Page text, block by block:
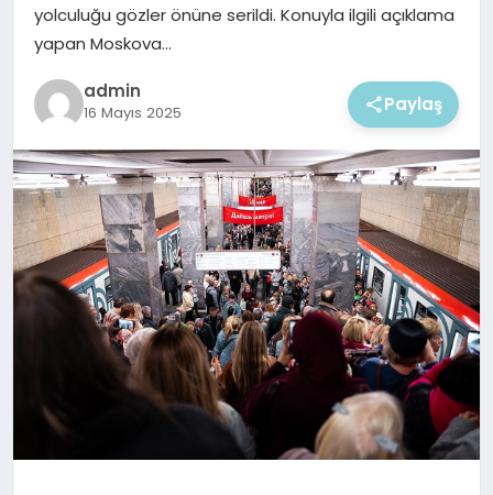
yolculuğu gözler önüne serildi. Konuyla ilgili açıklama
yapan Moskova…
admin
16 Mayıs 2025 Paylaş